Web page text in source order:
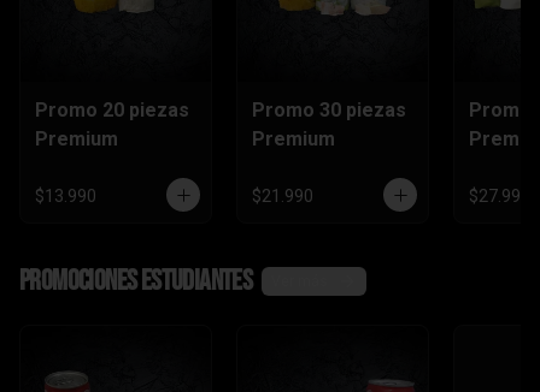
Promo 20 piezas
Premium
$13.990
Promo 30 piezas
Premium
$21.990
Promo
$27.990
Promociones Estudiantes